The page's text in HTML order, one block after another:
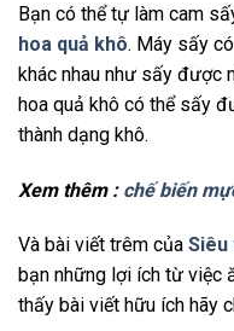
Bạn có thể tự làm cam
hoa quả khô. Máy sấy
khác nhau như sấy được
hoa quả khô có thể sấy
thành dạng khô.
Xem thêm : chế biến
Và bài viết trêm của Siêu
bạn những lợi ích từ việc
thấy bài viết hữu ích hãy